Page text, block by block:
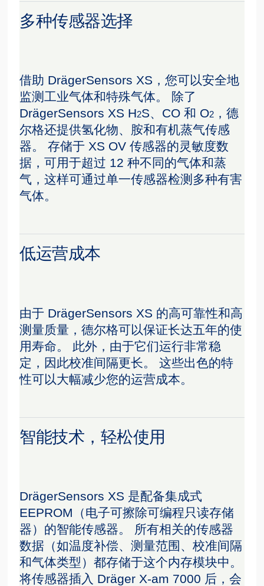
多种传感器选择
借助 DrägerSensors XS，您可以安全地
监测工业气体和特殊气体。 除了
DrägerSensors XS H2S、CO 和 O2 ，德
尔格还提供氢化物、胺和有机蒸气传感
器。 存储于 XS OV 传感器的灵敏度数
据，可用于超过 12 种不同的气体和蒸
气，这样可通过单一传感器检测多种有害
气体。
低运营成本
由于 DrägerSensors XS 的高可靠性和高
测量质量，德尔格可以保证长达五年的使
用寿命。 此外，由于它们运行非常稳
定，因此校准间隔更长。 这些出色的特
性可以大幅减少您的运营成本。
智能技术，轻松使用
DrägerSensors XS 是配备集成式
EEPROM（电子可擦除可编程只读存储
器）的智能传感器。 所有相关的传感器
数据（如温度补偿、测量范围、校准间隔
和气体类型）都存储于这个内存模块中。
将传感器插入 Dräger X-am 7000 后，会